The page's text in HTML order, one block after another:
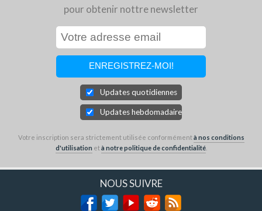
pour obtenir nottre newsletter
Updates quotidiennes
Updates hebdomadaires
Votre inscription sera strictement utilisée conformémentà nos conditions
d'utilisation età notre politique de confidentialité.
NOUS SUIVRE